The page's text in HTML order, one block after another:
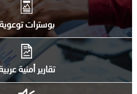
بوسترات توعوية
تقارير أمنية